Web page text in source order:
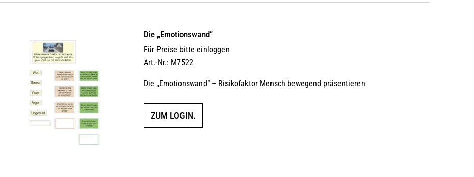
Die „Emotionswand“
Für Preise bitte einloggen
Art.-Nr.: M7522
Die „Emotionswand“ – Risikofaktor Mensch bewegend präsentieren
ZUM LOGIN.